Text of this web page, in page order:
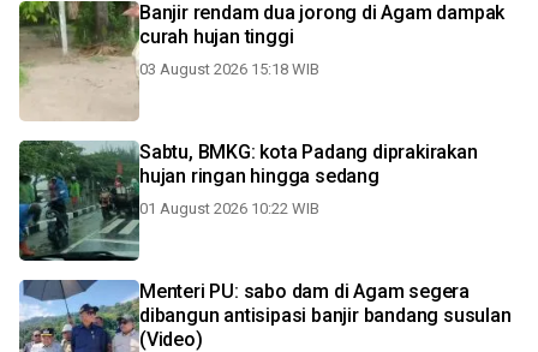
Banjir rendam dua jorong di Agam dampak
curah hujan tinggi
03 August 2026 15:18 WIB
Sabtu, BMKG: kota Padang diprakirakan
hujan ringan hingga sedang
01 August 2026 10:22 WIB
Menteri PU: sabo dam di Agam segera
dibangun antisipasi banjir bandang susulan
(Video)